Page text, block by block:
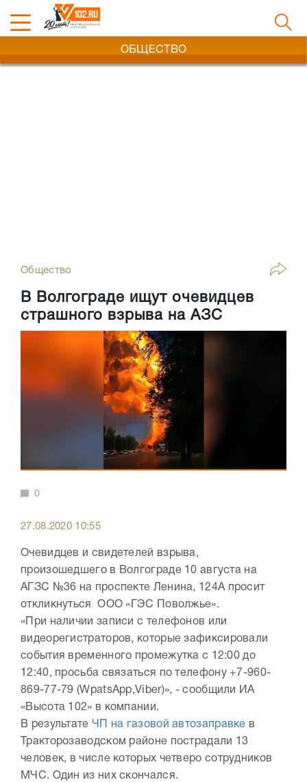
ОБЩЕСТВО
Общество
В Волгограде ищут очевидцев
страшного взрыва на АЗС
0
27.08.2020 10:55
Очевидцев и свидетелей взрыва,
произошедшего в Волгограде 10 августа на
АГЗС №36 на проспекте Ленина, 124А просит
откликнуться ООО «ГЭС Поволжье».
«При наличии записи с телефонов или
видеорегистраторов, которые зафиксировали
события временного промежутка с 12:00 до
12:40, просьба связаться по телефону +7-960-
869-77-79 (WрatsApp,Viber)», - сообщили ИА
«Высота 102» в компании.
В результате ЧП на газовой автозаправке в
Тракторозаводском районе пострадали 13
человек, в числе которых четверо сотрудников
МЧС. Один из них скончался.